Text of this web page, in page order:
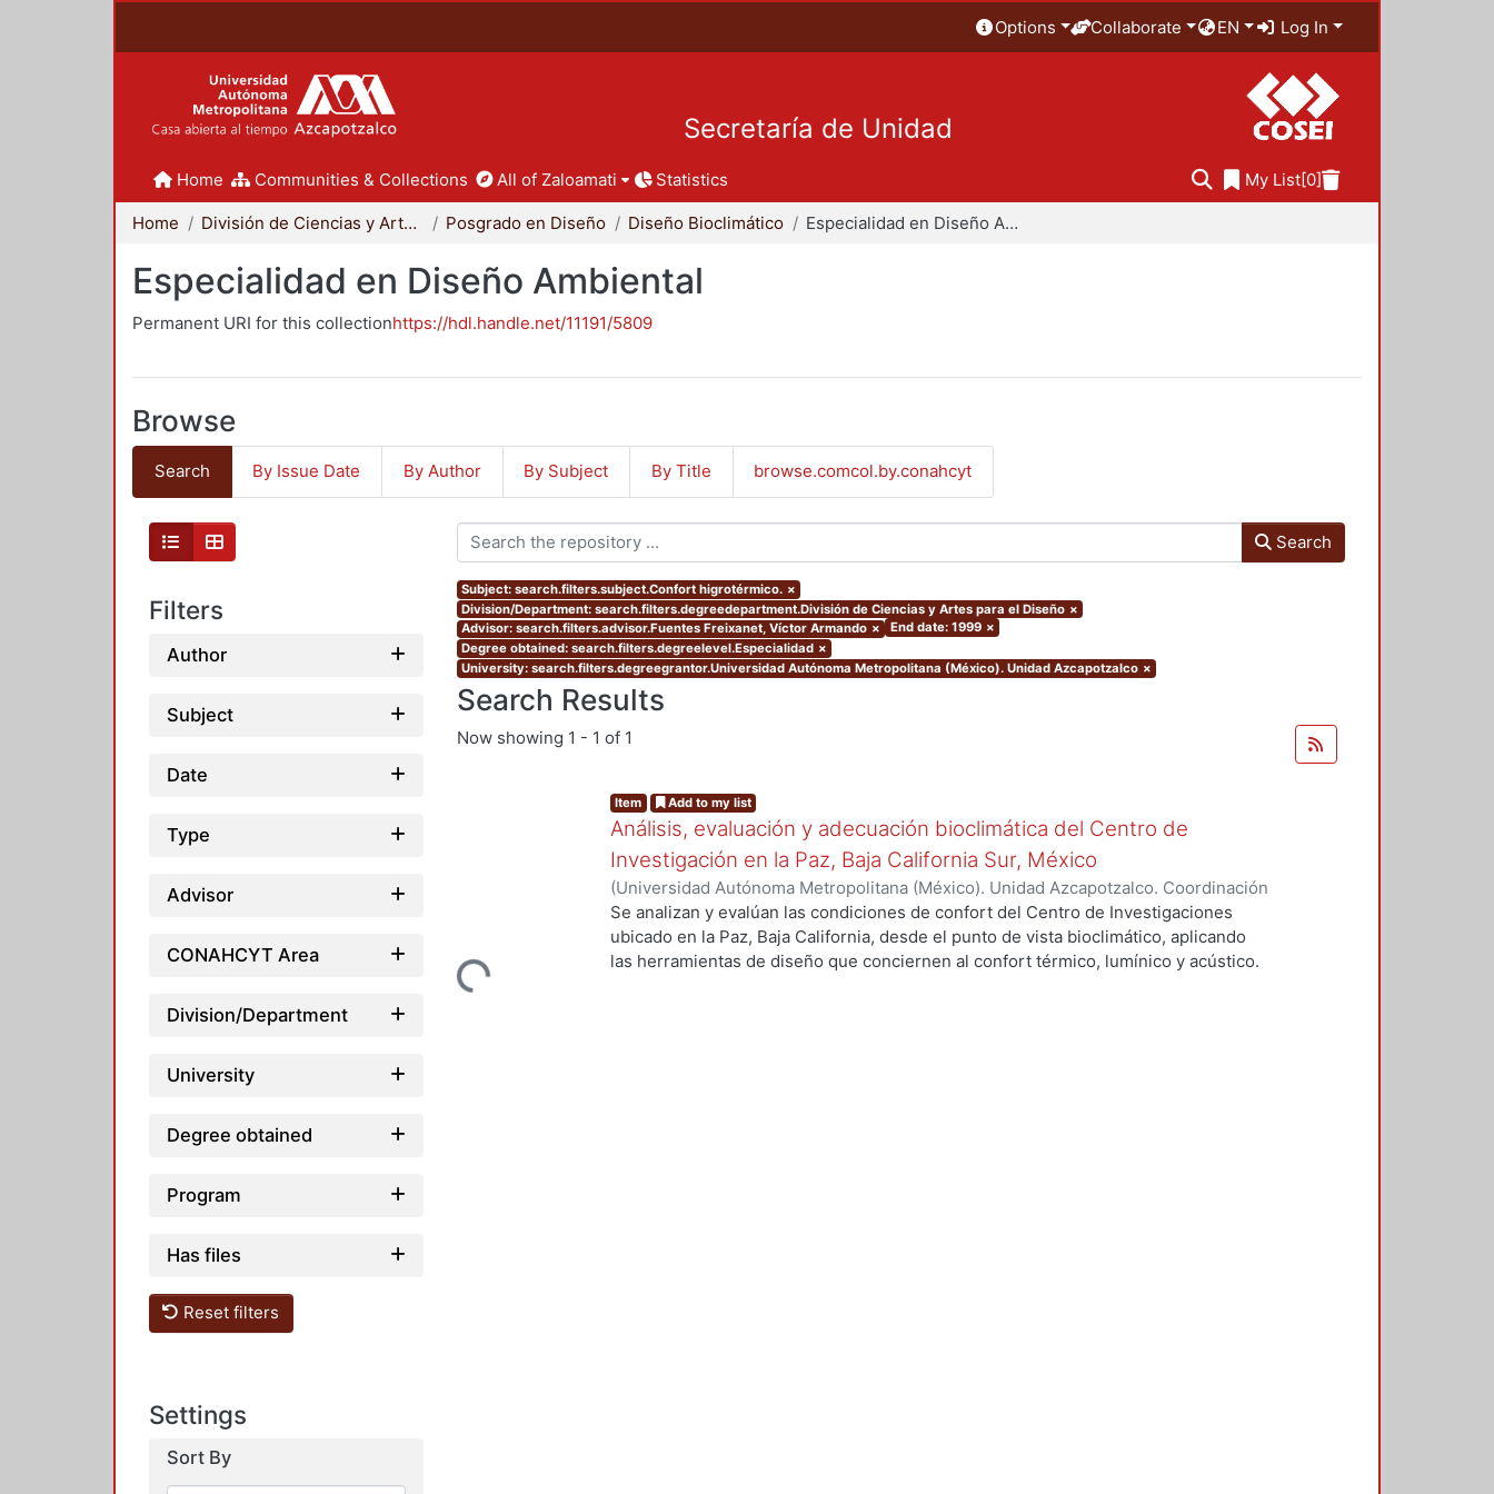
Options Collaborate EN Log In
Secretaría de Unidad
Home Communities & Collections All of Zaloamati Statistics My List[0]
Home División de Ciencias y Artes para el Diseño Posgrado en Diseño Diseño Bioclimático Especialidad en Diseño Ambiental
Especialidad en Diseño Ambiental
Permanent URI for this collectionhttps://hdl.handle.net/11191/5809
Browse
Search By Issue Date By Author By Subject By Title browse.comcol.by.conahcyt
Filters
Author
Subject
Date
Type
Advisor
CONAHCYT Area
Division/Department
University
Degree obtained
Program
Has files
Reset filters
Settings
Sort By
Search
Subject: search.filters.subject.Confort higrotérmico. ×
Division/Department: search.filters.degreedepartment.División de Ciencias y Artes para el Diseño ×
Advisor: search.filters.advisor.Fuentes Freixanet, Víctor Armando × End date: 1999 ×
Degree obtained: search.filters.degreelevel.Especialidad ×
University: search.filters.degreegrantor.Universidad Autónoma Metropolitana (México). Unidad Azcapotzalco ×
Search Results
Now showing 1 - 1 of 1
Loading...
Item Add to my list
Análisis, evaluación y adecuación bioclimática del Centro de
Investigación en la Paz, Baja California Sur, México
(Universidad Autónoma Metropolitana (México). Unidad Azcapotzalco. Coordinación
de Servicios de Información.,1999-12 )García Tavera, José Luis
Se analizan y evalúan las condiciones de confort del Centro de Investigaciones
ubicado en la Paz, Baja California, desde el punto de vista bioclimático, aplicando
las herramientas de diseño que conciernen al confort térmico, lumínico y acústico.